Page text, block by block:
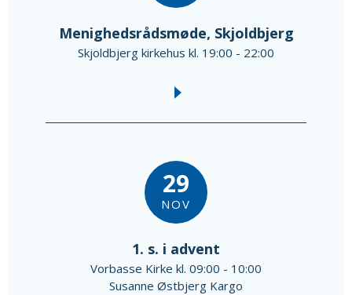
Menighedsrådsmøde, Skjoldbjerg
Skjoldbjerg kirkehus kl. 19:00 - 22:00
29
NOV
1. s. i advent
Vorbasse Kirke kl. 09:00 - 10:00
Susanne Østbjerg Kargo